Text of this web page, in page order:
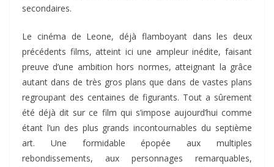
secondaires.
Le cinéma de Leone, déjà flamboyant dans les deux
précédents films, atteint ici une ampleur inédite, faisant
preuve d’une ambition hors normes, atteignant la grâce
autant dans de très gros plans que dans de vastes plans
regroupant des centaines de figurants. Tout a sûrement
été déjà dit sur ce film qui s’impose aujourd’hui comme
étant l’un des plus grands incontournables du septième
art. Une formidable épopée aux multiples
rebondissements, aux personnages remarquables,